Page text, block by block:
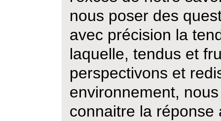
nous poser des
avec précision la
laquelle, tendus et
perspectivons et
environnement,
connaitre la